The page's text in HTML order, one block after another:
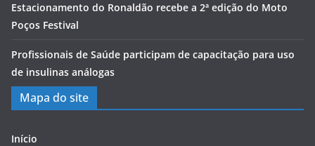
Estacionamento do Ronaldão recebe a 2ª edição do Moto
Poços Festival
Profissionais de Saúde participam de capacitação para uso
de insulinas análogas
Mapa do site
Início